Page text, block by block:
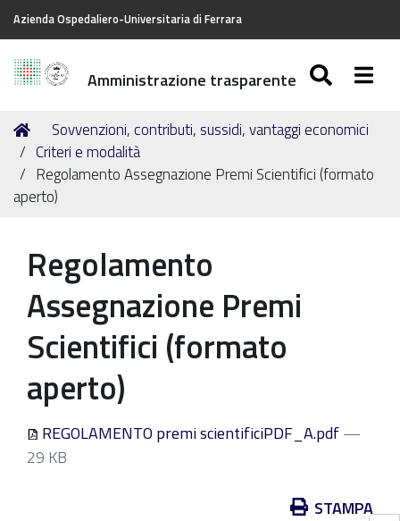
Azienda Ospedaliero-Universitaria di Ferrara
Amministrazione trasparente
Tu
sei
qui:
Home
Sovvenzioni, contributi, sussidi, vantaggi economici
Criteri e modalità
Regolamento Assegnazione Premi Scientifici (formato
aperto)
Regolamento
Assegnazione Premi
Scientifici (formato
aperto)
REGOLAMENTO premi scientificiPDF_A.pdf—
29 KB
STAMPA